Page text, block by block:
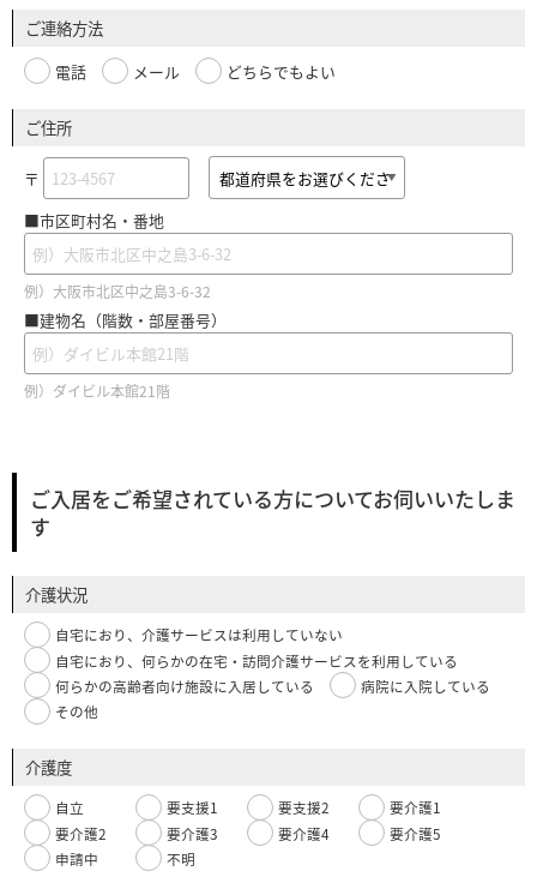
ご連絡方法
電話 メール どちらでもよい
ご住所
〒
■市区町村名・番地
例）大阪市北区中之島3-6-32
■建物名（階数・部屋番号）
例）ダイビル本館21階
ご入居をご希望されている方についてお伺いいたしま
す
介護状況
自宅におり、介護サービスは利用していない
自宅におり、何らかの在宅・訪問介護サービスを利用している
何らかの高齢者向け施設に入居している
病院に入院している
その他
介護度
自立 要支援1 要支援2
要介護1
要介護2
要介護3 要介護4
要介護5
申請中
不明